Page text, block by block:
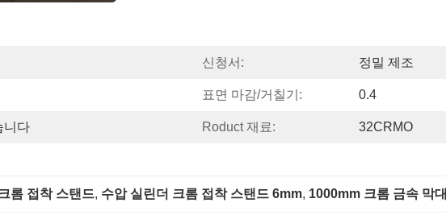
신청서: 정밀 제조
표면 마감/거칠기: 0.4
니다 Roduct 재료: 32CRMO
롬 접착 스탠드, 수압 실린더 크롬 접착 스탠드 6mm, 1000mm 크롬 금속 막대